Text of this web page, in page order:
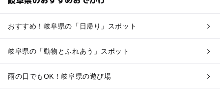
おすすめ！岐阜県の「日帰り」スポット
岐阜県の「動物とふれあう」スポット
雨の日でもOK！岐阜県の遊び場